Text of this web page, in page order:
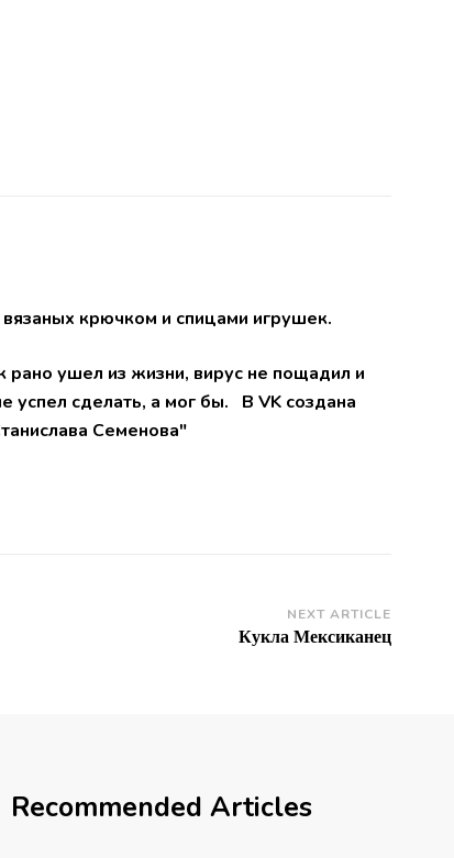
крючком и спицами игрушек.
рано ушел из жизни, вирус не пощадил и
успел сделать, а мог бы. В VK создана
Семенова"
NEXT ARTICLE
Кукла Мексиканец
Recommended Articles